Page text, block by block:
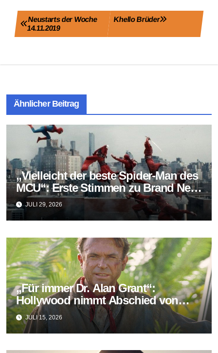
BeitragsnavigationKhello Brüder
Neustarts der Woche
14.11.2019
Ähnlicher Beitrag
„Vielleicht der beste Spider-Man des
MCU“: Erste Stimmen zu Brand New
Day fallen überraschend positiv aus
JULI 29, 2026
„Für immer Dr. Alan Grant“:
Hollywood nimmt Abschied von
Sam Neill
JULI 15, 2026